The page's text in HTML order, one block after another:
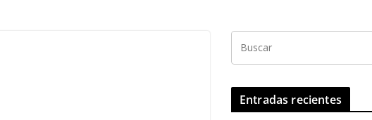
Entradas recientes